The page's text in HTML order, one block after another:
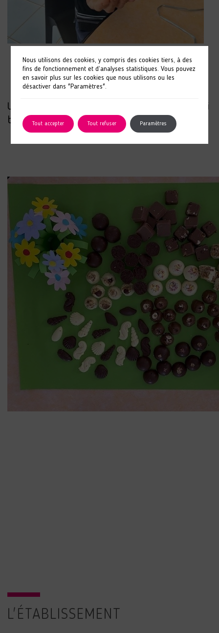
Une expérience appréciée par les résidents aussi
bien pour les faire que pour les déguster !
L'ÉTABLISSEMENT
Nous utilisons des cookies, y compris des cookies tiers, à des
fins de fonctionnement et d’analyses statistiques. Vous pouvez
en savoir plus sur les cookies que nous utilisons ou les
désactiver dans "Paramètres".
Tout accepter Tout refuser Paramètres